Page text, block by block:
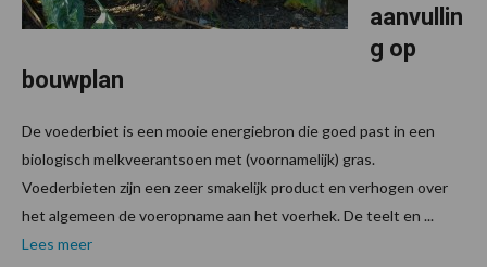
aanvullin
g op
bouwplan
De voederbiet is een mooie energiebron die goed past in een
biologisch melkveerantsoen met (voornamelijk) gras.
Voederbieten zijn een zeer smakelijk product en verhogen over
het algemeen de voeropname aan het voerhek. De teelt en ...
Lees meer